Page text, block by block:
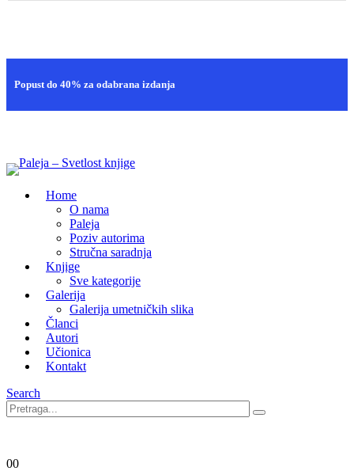
Popust do 40% za odabrana izdanja
Home
O nama
Paleja
Poziv autorima
Stručna saradnja
Knjige
Sve kategorije
Galerija
Galerija umetničkih slika
Članci
Autori
Učionica
Kontakt
Search
00